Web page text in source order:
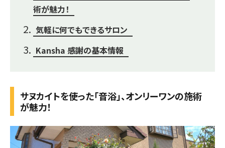
術が魅力！
気軽に何でもできるサロン
Kansha 感謝の基本情報
サヌカイトを使った「音浴」、オンリーワンの施術
が魅力！